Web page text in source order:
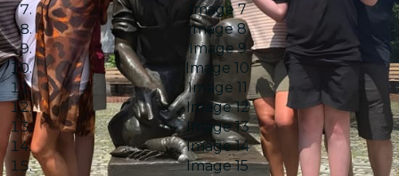
Image 7
Image 8
Image 9
Image 10
Image 11
Image 12
Image 13
Image 14
Image 15